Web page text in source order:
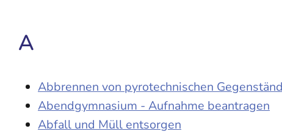
A
Abbrennen von pyrotechnischen
Abendgymnasium - Aufnahme beantragen
Abfall und Müll entsorgen